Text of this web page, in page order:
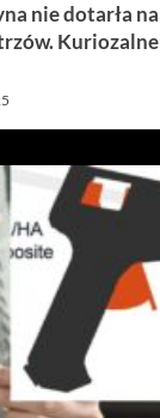
nie dotarła na
Kuriozalne